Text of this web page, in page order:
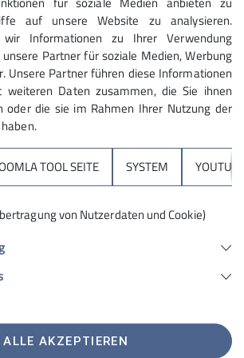
Beirat
auf unsere Website zu analysieren.
Informationen zu Ihrer Verwendung
Partner für soziale Medien, Werbung
Unsere Partner führen diese Informationen
weiteren Daten zusammen, die Sie ihnen
oder die sie im Rahmen Ihrer Nutzung der
TOOL SEITE SYSTEM
von Nutzerdaten und Cookie)
ALLE AKZEPTIEREN